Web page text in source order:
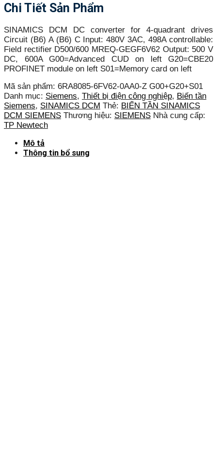
Chi Tiết Sản Phẩm
SINAMICS DCM DC converter for 4-quadrant drives
Circuit (B6) A (B6) C Input: 480V 3AC, 498A controllable:
Field rectifier D500/600 MREQ-GEGF6V62 Output: 500 V
DC, 600A G00=Advanced CUD on left G20=CBE20
PROFINET module on left S01=Memory card on left
Mã sản phẩm: 6RA8085-6FV62-0AA0-Z G00+G20+S01
Danh mục: Siemens, Thiết bị điện công nghiệp, Biến tần
Siemens, SINAMICS DCM Thẻ: BIẾN TẦN SINAMICS
DCM SIEMENS Thương hiệu: SIEMENS Nhà cung cấp:
TP Newtech
Mô tả
Thông tin bổ sung